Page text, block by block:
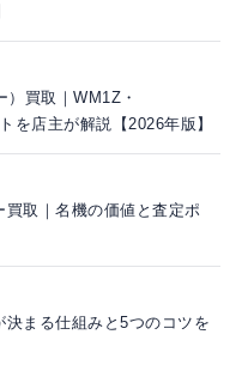
買取｜WM1Z・
を店主が解説【2026年版】
取｜名機の価値と査定ポ
まる仕組みと5つのコツを